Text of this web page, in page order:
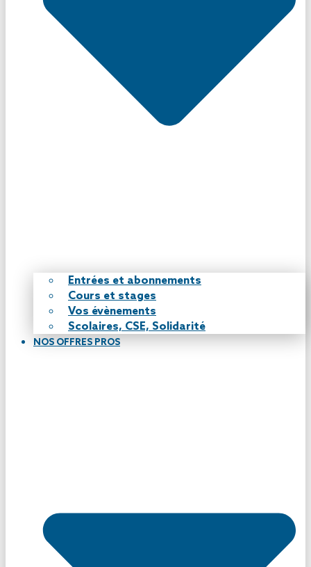
Entrées et abonnements
Cours et stages
Vos évènements
Scolaires, CSE, Solidarité
NOS OFFRES PROS